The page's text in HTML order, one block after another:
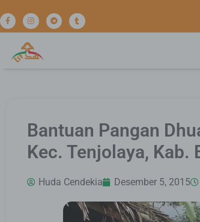
Bantuan Pangan
Kec. Tenjolaya, Kab.
Huda Cendekia Desember 5, 2015